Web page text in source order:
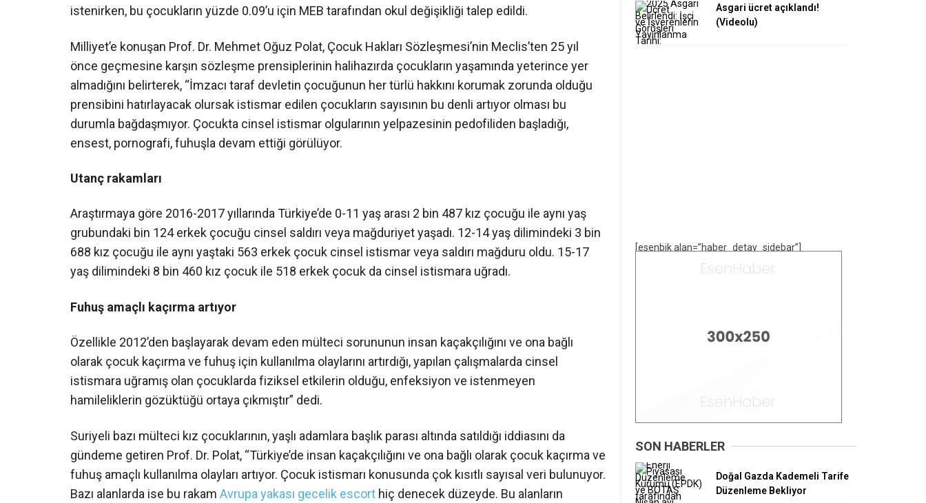
istenirken, bu çocukların yüzde 0.09’u için MEB tarafından okul değişikliği talep edildi.
Milliyet’e konuşan Prof. Dr. Mehmet Oğuz Polat, Çocuk Hakları Sözleşmesi’nin Meclis’ten 25 yıl
önce geçmesine karşın sözleşme prensiplerinin halihazırda çocukların yaşamında yeterince yer
almadığını belirterek, “İmzacı taraf devletin çocuğunun her türlü hakkını korumak zorunda olduğu
prensibini hatırlayacak olursak istismar edilen çocukların sayısının bu denli artıyor olması bu
durumla bağdaşmıyor. Çocukta cinsel istismar olgularının yelpazesinin pedofiliden başladığı,
ensest, pornografi, fuhuşla devam ettiği görülüyor.
Utanç rakamları
Araştırmaya göre 2016-2017 yıllarında Türkiye’de 0-11 yaş arası 2 bin 487 kız çocuğu ile aynı yaş
grubundaki bin 124 erkek çocuğu cinsel saldırı veya mağduriyet yaşadı. 12-14 yaş dilimindeki 3 bin
688 kız çocuğu ile aynı yaştaki 563 erkek çocuk cinsel istismar veya saldırı mağduru oldu. 15-17
yaş dilimindeki 8 bin 460 kız çocuk ile 518 erkek çocuk da cinsel istismara uğradı.
Fuhuş amaçlı kaçırma artıyor
Özellikle 2012’den başlayarak devam eden mülteci sorununun insan kaçakçılığını ve ona bağlı
olarak çocuk kaçırma ve fuhuş için kullanılma olaylarını artırdığı, yapılan çalışmalarda cinsel
istismara uğramış olan çocuklarda fiziksel etkilerin olduğu, enfeksiyon ve istenmeyen
hamileliklerin gözüktüğü ortaya çıkmıştır” dedi.
Suriyeli bazı mülteci kız çocuklarının, yaşlı adamlara başlık parası altında satıldığı iddiasını da
gündeme getiren Prof. Dr. Polat, “Türkiye’de insan kaçakçılığını ve ona bağlı olarak çocuk kaçırma ve
fuhuş amaçlı kullanılma olayları artıyor. Çocuk istismarı konusunda çok kısıtlı sayısal veri bulunuyor.
Bazı alanlarda ise bu rakam Avrupa yakası gecelik escort hiç denecek düzeyde. Bu alanların
Asgari ücret açıklandı!
(Videolu)
[esenbik alan=”haber_detay_sidebar”]
SON HABERLER
Doğal Gazda Kademeli Tarife
Düzenleme Bekliyor